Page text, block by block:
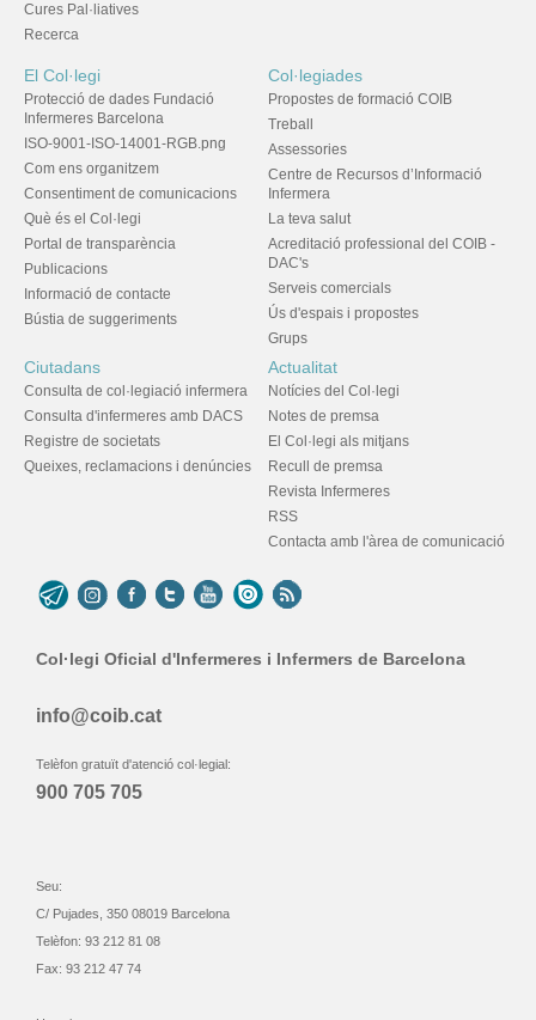
Cures Pal·liatives
Recerca
El Col·legi
Protecció de dades Fundació
Infermeres Barcelona
ISO-9001-ISO-14001-RGB.png
Com ens organitzem
Consentiment de comunicacions
Què és el Col·legi
Portal de transparència
Publicacions
Informació de contacte
Bústia de suggeriments
Col·legiades
Propostes de formació COIB
Treball
Assessories
Centre de Recursos d’Informació
Infermera
La teva salut
Acreditació professional del COIB -
DAC's
Serveis comercials
Ús d'espais i propostes
Grups
Ciutadans
Consulta de col·legiació infermera
Consulta d'infermeres amb DACS
Registre de societats
Queixes, reclamacions i denúncies
Actualitat
Notícies del Col·legi
Notes de premsa
El Col·legi als mitjans
Recull de premsa
Revista Infermeres
RSS
Contacta amb l'àrea de comunicació
Col·legi Oficial d'Infermeres i Infermers de Barcelona
info@coib.cat
Telèfon gratuït d'atenció col·legial:
900 705 705
Seu:
C/ Pujades, 350 08019 Barcelona
Telèfon: 93 212 81 08
Fax: 93 212 47 74